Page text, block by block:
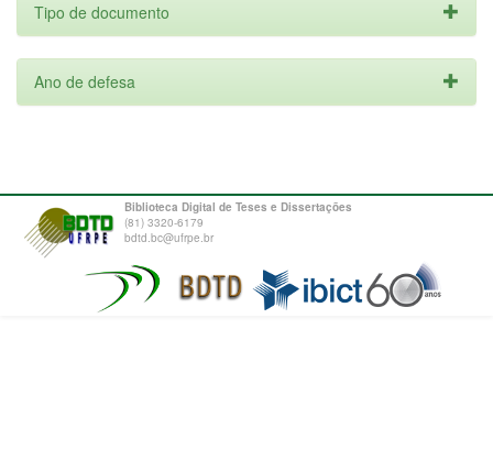
Tipo de documento
Ano de defesa
Biblioteca Digital de Teses e Dissertações
(81) 3320-6179
bdtd.bc@ufrpe.br